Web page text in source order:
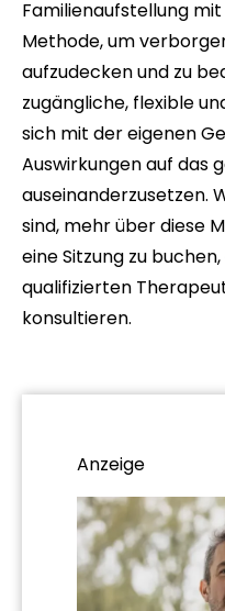
Anzeige
Familienaufstellung
Methode, um
aufzudecken und zu
zugängliche, flexible
sich mit der eigenen
Auswirkungen auf das
auseinanderzusetzen.
sind, mehr über diese
eine Sitzung zu
qualifizierten
konsultieren.